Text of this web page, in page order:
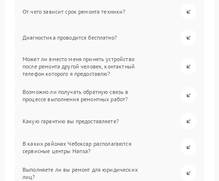
От чего зависит срок ремонта техники?
Диагностика проводится бесплатно?
Может ли вместо меня принять устройство
после ремонта другой человек, контактный
телефон которого я предоставлю?
Возможно ли получать обратную связь в
процессе выполнения ремонтных работ?
Какую гарантию вы предоставляете?
В каких районах Чебоксар располагаются
сервисные центры Hansa?
Выполняете ли вы ремонт для юридических
лиц?